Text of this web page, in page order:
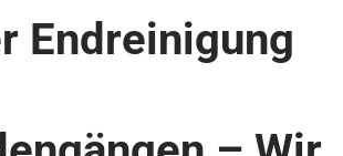
Endreinigung